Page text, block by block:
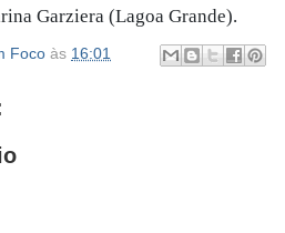
Garziera (Lagoa Grande).
Foco às 16:01